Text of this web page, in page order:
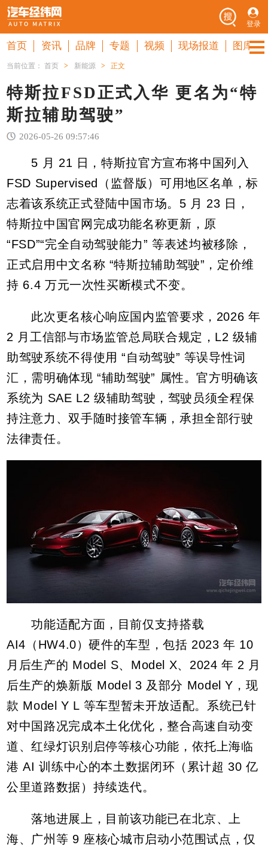
登录
首页 资讯 品牌 专题 视频 现场报道 图库
当前位置：首页 > 新能源 > 正文
特斯拉FSD正式入华 更名为“特
斯拉辅助驾驶”
2026-05-26 09:57:46
5 月 21 日，特斯拉官方宣布将中国列入
FSD Supervised（监督版）可用地区名单，标
志着该系统正式登陆中国市场。5 月 23 日，
特斯拉中国官网完成功能名称更新，原
“FSD”“完全自动驾驶能力” 等表述均被移除，
正式启用中文名称 “特斯拉辅助驾驶”，定价维
持 6.4 万元一次性买断模式不变。
此次更名核心响应国内监管要求，2026 年
2 月工信部与市场监管总局联合规定，L2 级辅
助驾驶系统不得使用 “自动驾驶” 等误导性词
汇，需明确体现 “辅助驾驶” 属性。官方明确该
系统为 SAE L2 级辅助驾驶，驾驶员须全程保
持注意力、双手随时接管车辆，承担全部行驶
法律责任。
功能适配方面，目前仅支持搭载
AI4（HW4.0）硬件的车型，包括 2023 年 10
月后生产的 Model S、Model X、2024 年 2 月
后生产的焕新版 Model 3 及部分 Model Y，现
款 Model Y L 等车型暂未开放适配。系统已针
对中国路况完成本土化优化，整合高速自动变
道、红绿灯识别启停等核心功能，依托上海临
港 AI 训练中心的本土数据闭环（累计超 30 亿
公里道路数据）持续迭代。
落地进展上，目前该功能已在北京、上
海、广州等 9 座核心城市启动小范围试点，仅